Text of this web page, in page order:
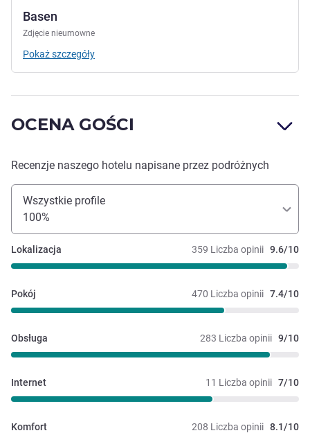
Basen
Zdjęcie nieumowne
Pokaż szczegóły
OCENA GOŚCI
Recenzje naszego hotelu napisane przez podróżnych
Wszystkie profile
100%
359 Liczba opinii 9.6/10
Lokalizacja
470 Liczba opinii 7.4/10
Pokój
283 Liczba opinii 9/10
Obsługa
11 Liczba opinii 7/10
Internet
208 Liczba opinii 8.1/10
Komfort